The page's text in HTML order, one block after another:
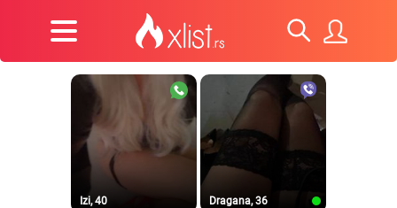
Izi, 40 Dragana, 36